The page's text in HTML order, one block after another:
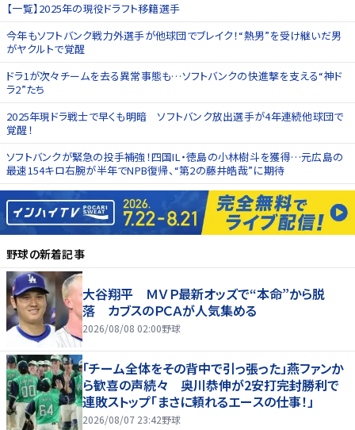
【一覧】2025年の現役ドラフト移籍選手
今年もソフトバンク戦力外選手が他球団でブレイク！“熱男”を受け継いだ男
がヤクルトで覚醒
ドラ1が次々チームを去る異常事態も…ソフトバンクの快進撃を支える“神ド
ラ2”たち
2025年現ドラ戦士で早くも明暗 ソフトバンク放出選手が4年連続他球団で
覚醒！
ソフトバンクが緊急の投手補強！四国IL・徳島の小林樹斗を獲得…元広島の
最速154キロ右腕が半年でNPB復帰、“第2の藤井皓哉”に期待
野球の新着記事
大谷翔平 ＭＶＰ最新オッズで“本命”から脱
落 カブスのＰＣＡが人気集める
2026/08/08 02:00野球
「チーム全体をその背中で引っ張った」燕ファンか
ら歓喜の声続々 奥川恭伸が2安打完封勝利で
連敗ストップ「まさに頼れるエースの仕事！」
2026/08/07 23:42野球